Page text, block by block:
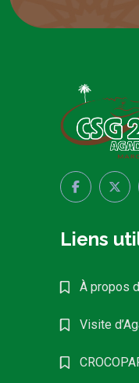
Liens
À propos
Visite